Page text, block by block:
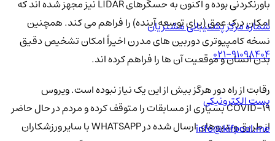
باورنکردنی بوده و اکنون به حسگرهای LIDAR نیز مجهز شده اند که
امکان درک عمق (برای توسعه آینده) را فراهم می کند. همچنین
نسخه کامپیوتری دوربین های مدرن اخیراً امکان تشخیص دقیق
بدن انسان و موقعیت آن ها را فراهم کرده اند.
رقابت از راه دور هرگز بیش از این یک نیاز نبوده است. ویروس
COVID-19 بسیاری از مسابقات را متوقف کرده و مردم در حال حاضر
از طریق ویدیوهای ارسال شده در WHATSAPP با سایر ورزشکاران
شماره مرکز پشتیبانی مشتریان
021-91098404
پست الکترونیکی
info@kifpool.me